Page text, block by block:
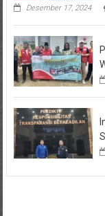
Desember 17, 2024